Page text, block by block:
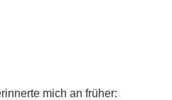
mich an früher: